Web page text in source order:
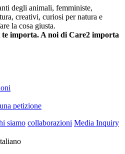
degli animali, femministe,
creativi, curiosi per natura e
la cosa giusta.
importa. A noi di Care2 importa
petizione
siamo collaborazioni Media Inquiry